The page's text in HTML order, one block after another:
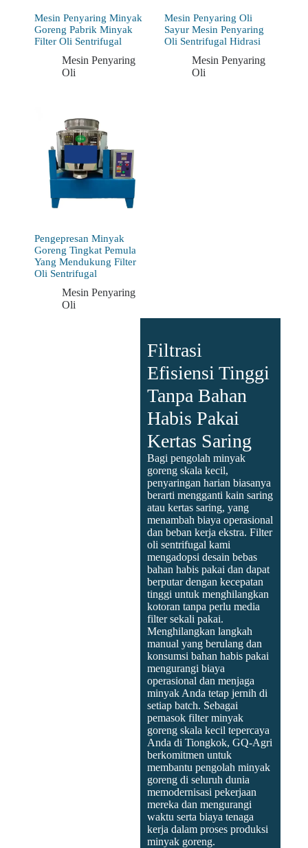
Mesin Penyaring Minyak
Goreng Pabrik Minyak
Filter Oli Sentrifugal
Mesin Penyaring
Oli
Mesin Penyaring Oli
Sayur Mesin Penyaring
Oli Sentrifugal Hidrasi
Mesin Penyaring
Oli
Pengepresan Minyak
Goreng Tingkat Pemula
Yang Mendukung Filter
Oli Sentrifugal
Mesin Penyaring
Oli
Filtrasi
Efisiensi Tinggi
Tanpa Bahan
Habis Pakai
Kertas Saring
Bagi pengolah minyak
goreng skala kecil,
penyaringan harian biasanya
berarti mengganti kain saring
atau kertas saring, yang
menambah biaya operasional
dan beban kerja ekstra. Filter
oli sentrifugal kami
mengadopsi desain bebas
bahan habis pakai dan dapat
berputar dengan kecepatan
tinggi untuk menghilangkan
kotoran tanpa perlu media
filter sekali pakai.
Menghilangkan langkah
manual yang berulang dan
konsumsi bahan habis pakai
mengurangi biaya
operasional dan menjaga
minyak Anda tetap jernih di
setiap batch. Sebagai
pemasok filter minyak
goreng skala kecil tepercaya
Anda di Tiongkok, GQ-Agri
berkomitmen untuk
membantu pengolah minyak
goreng di seluruh dunia
memodernisasi pekerjaan
mereka dan mengurangi
waktu serta biaya tenaga
kerja dalam proses produksi
minyak goreng.